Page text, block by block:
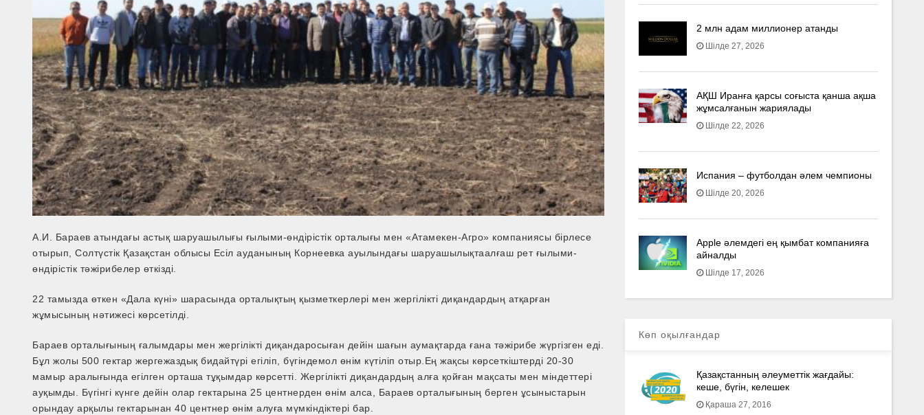
А.И. Бараев атындағы астық шаруашылығы ғылыми-өндірістік орталығы мен «Атамекен-Агро» компаниясы бірлесе
отырып, Солтүстік Қазақстан облысы Есіл ауданының Корнеевка ауылындағы шаруашылықтаалғаш рет ғылыми-
өндірістік тәжірибелер өткізді.
22 тамызда өткен «Дала күні» шарасында орталықтың қызметкерлері мен жергілікті диқандардың атқарған
жұмысының нәтижесі көрсетілді.
Бараев орталығының ғалымдары мен жергілікті диқандаросыған дейін шағын аумақтарда ғана тәжірибе жүргізген еді.
Бұл жолы 500 гектар жергежаздық бидайтүрі егіліп, бүгіндемол өнім күтіліп отыр.Ең жақсы көрсеткіштерді 20-30
мамыр аралығында егілген орташа тұқымдар көрсетті. Жергілікті диқандардың алға қойған мақсаты мен міндеттері
ауқымды. Бүгінгі күнге дейін олар гектарына 25 центнерден өнім алса, Бараев орталығының берген ұсыныстарын
орындау арқылы гектарынан 40 центнер өнім алуға мүмкіндіктері бар.
2 млн адам миллионер атанды
Шілде 27, 2026
АҚШ Иранға қарсы соғыста қанша ақша
жұмсалғанын жариялады
Шілде 22, 2026
Испания – футболдан әлем чемпионы
Шілде 20, 2026
Apple әлемдегі ең қымбат компанияға
айналды
Шілде 17, 2026
Көп оқылғандар
Қазақстанның әлеуметтік жағдайы:
кеше, бүгін, келешек
Қараша 27, 2016